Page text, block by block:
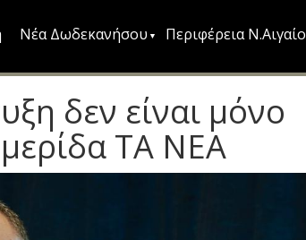
Νέα Δωδεκανήσου Περιφέρεια Ν.Αιγαίο
δεν είναι μόνο
ΤΑ ΝΕΑ